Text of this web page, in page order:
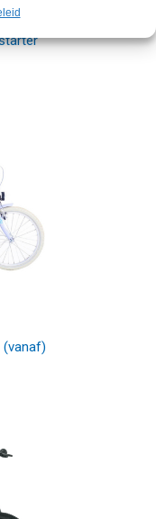
(vanaf)